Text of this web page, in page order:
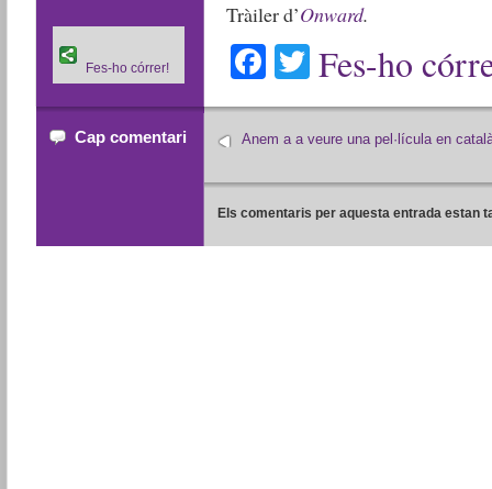
Tràiler d’Onward.
Facebook
Twitter
Fes-ho
Fes-ho córrer!
Cap comentari Anem a a veure una pel·lícula en
Els comentaris per aquesta entrada estan